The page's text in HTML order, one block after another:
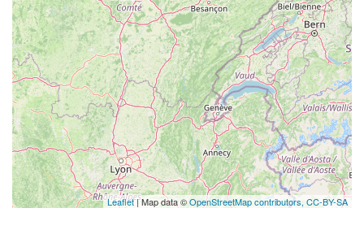
Leaflet| Map data ©OpenStreetMap contributors, CC-BY-SA